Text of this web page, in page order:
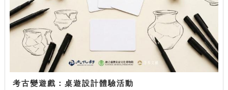
考古變遊戲：桌遊設計體驗活動